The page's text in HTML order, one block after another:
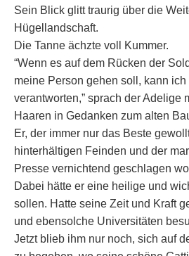
Sein Blick glitt traurig über die
Hügellandschaft.
Die Tanne ächzte voll Kummer.
“Wenn es auf dem Rücken der
meine Person gehen soll, kann
verantworten,” sprach der Adelige
Haaren in Gedanken zum alten
Er, der immer nur das Beste
hinterhältigen Feinden und der
Presse vernichtend geschlagen
Dabei hätte er eine heilige und
sollen. Hatte seine Zeit und Kraft
und ebensolche Universitäten
Jetzt blieb ihm nur noch, sich auf